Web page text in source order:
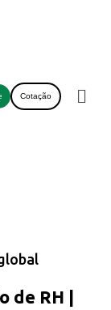
Cotação
de RH |